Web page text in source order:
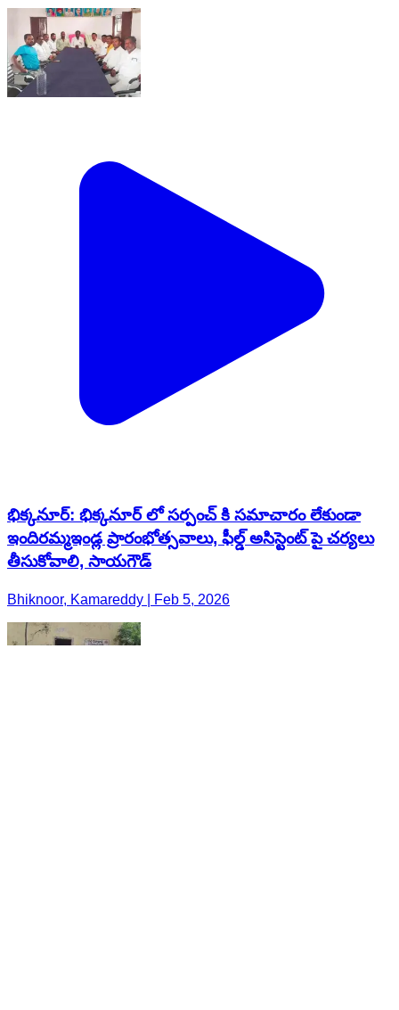
భిక్కనూర్: భిక్కనూర్ లో సర్పంచ్ కి సమాచారం లేకుండా
ఇందిరమ్మఇండ్ల ప్రారంభోత్సవాలు, ఫీల్డ్ అసిస్టెంట్ పై చర్యలు
తీసుకోవాలి, సాయగౌడ్
Bhiknoor, Kamareddy | Feb 5, 2026